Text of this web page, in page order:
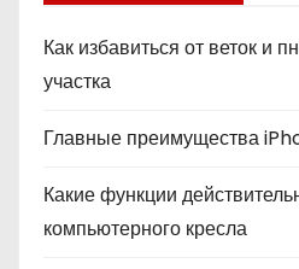
Как избавиться от веток и
участка
Главные преимущества
Какие функции
компьютерного кресла